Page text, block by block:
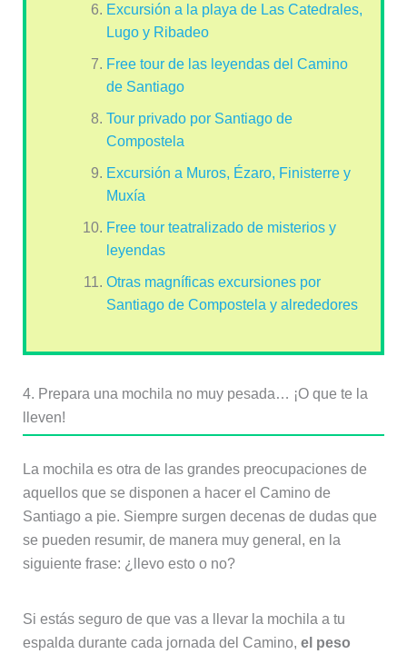
Excursión a la playa de Las Catedrales,
Lugo y Ribadeo
Free tour de las leyendas del Camino
de Santiago
Tour privado por Santiago de
Compostela
Excursión a Muros, Ézaro, Finisterre y
Muxía
Free tour teatralizado de misterios y
leyendas
Otras magníficas excursiones por
Santiago de Compostela y alrededores
4. Prepara una mochila no muy pesada… ¡O que te la
lleven!
La mochila es otra de las grandes preocupaciones de
aquellos que se disponen a hacer el Camino de
Santiago a pie. Siempre surgen decenas de dudas que
se pueden resumir, de manera muy general, en la
siguiente frase: ¿llevo esto o no?
Si estás seguro de que vas a llevar la mochila a tu
espalda durante cada jornada del Camino, el peso